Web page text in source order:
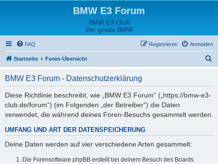
BMW E3 Forum
BMW E3 Club
Der große BMW
FAQ Anmelden
Registrieren
Startseite Foren-Übersicht
BMW E3 Forum - Datenschutzerklärung
Diese Richtlinie beschreibt, wie „BMW E3 Forum“ („https://bmw-e3-
club.de/forum“) (im Folgenden „der Betreiber“) die Daten
verwendet, die während deines Foren-Besuchs gesammelt werden.
UMFANG UND ART DER DATENSPEICHERUNG
Deine Daten werden auf vier verschiedene Arten gesammelt:
Die Forensoftware phpBB erstellt bei deinem Besuch des Boards